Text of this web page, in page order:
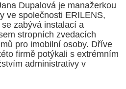
Dupalová je manažerkou
ve společnosti ERILENS,
se zabývá instalací a
stropních zvedacích
pro imobilní osoby. Dříve
firmě potýkali s extrémním
administrativy v